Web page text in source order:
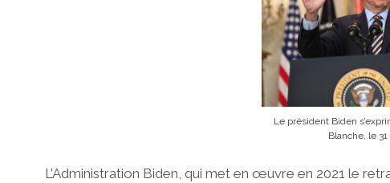
Le président Biden
Blanche, le
L’Administration Biden, qui met en œuvre en 2021 le